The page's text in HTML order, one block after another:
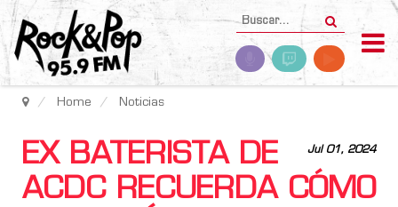
Home Noticias
Jul 01, 2024
EX BATERISTA DE
ACDC RECUERDA CÓMO